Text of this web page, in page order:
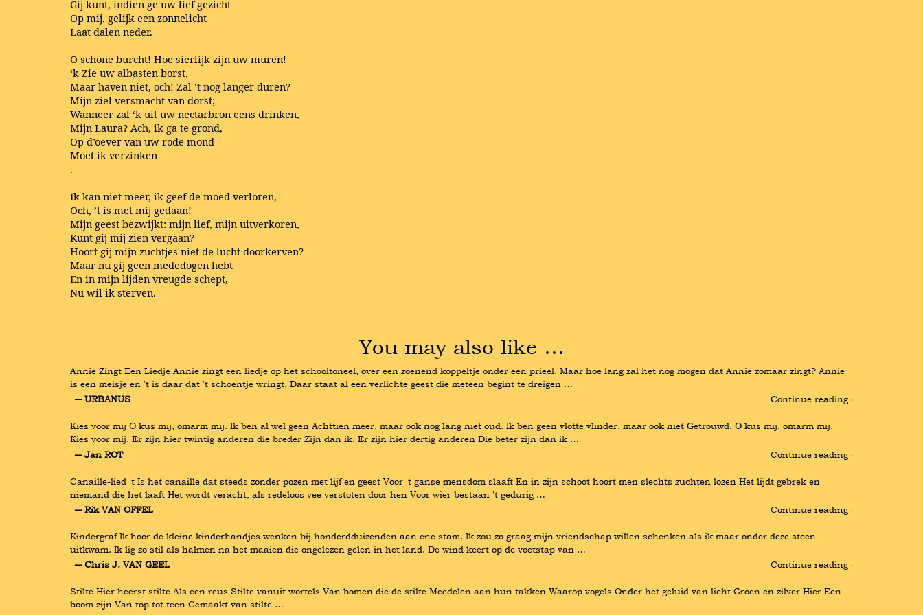
Gij kunt, indien ge uw lief gezicht
Op mij, gelijk een zonnelicht
Laat dalen neder.
O schone burcht! Hoe sierlijk zijn uw muren!
‘k Zie uw albasten borst,
Maar haven niet, och! Zal ’t nog langer duren?
Mijn ziel versmacht van dorst;
Wanneer zal ‘k uit uw nectarbron eens drinken,
Mijn Laura? Ach, ik ga te grond,
Op d’oever van uw rode mond
Moet ik verzinken
.
Ik kan niet meer, ik geef de moed verloren,
Och, ’t is met mij gedaan!
Mijn geest bezwijkt: mijn lief, mijn uitverkoren,
Kunt gij mij zien vergaan?
Hoort gij mijn zuchtjes niet de lucht doorkerven?
Maar nu gij geen mededogen hebt
En in mijn lijden vreugde schept,
Nu wil ik sterven.
You may also like …
Annie Zingt Een Liedje Annie zingt een liedje op het schooltoneel, over een zoenend koppeltje onder een prieel. Maar hoe lang zal het nog mogen dat Annie zomaar zingt? Annie
is een meisje en 't is daar dat 't schoentje wringt. Daar staat al een verlichte geest die meteen begint te dreigen …
― URBANUS
Continue reading ›
Kies voor mij O kus mij, omarm mij. Ik ben al wel geen Achttien meer, maar ook nog lang niet oud. Ik ben geen vlotte vlinder, maar ook niet Getrouwd. O kus mij, omarm mij.
Kies voor mij. Er zijn hier twintig anderen die breder Zijn dan ik. Er zijn hier dertig anderen Die beter zijn dan ik …
― Jan ROT
Continue reading ›
Canaille-lied 't Is het canaille dat steeds zonder pozen met lijf en geest Voor 't ganse mensdom slaaft En in zijn schoot hoort men slechts zuchten lozen Het lijdt gebrek en
niemand die het laaft Het wordt veracht, als redeloos vee verstoten door hen Voor wier bestaan 't gedurig …
― Rik VAN OFFEL
Continue reading ›
Kindergraf Ik hoor de kleine kinderhandjes wenken bij honderdduizenden aan ene stam. Ik zou zo graag mijn vriendschap willen schenken als ik maar onder deze steen
uitkwam. Ik lig zo stil als halmen na het maaien die ongelezen gelen in het land. De wind keert op de voetstap van …
― Chris J. VAN GEEL
Continue reading ›
Stilte Hier heerst stilte Als een reus Stilte vanuit wortels Van bomen die de stilte Meedelen aan hun takken Waarop vogels Onder het geluid van licht Groen en zilver Hier Een
boom zijn Van top tot teen Gemaakt van stilte …